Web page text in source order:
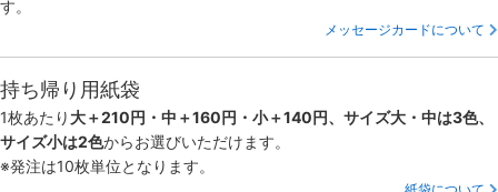
す。
メッセージカードについて
持ち帰り用紙袋
1枚あたり 大＋210円・中＋160円・小＋140円、サイズ大・中は3色、
サイズ小は2色からお選びいただけます。
※発注は10枚単位となります。